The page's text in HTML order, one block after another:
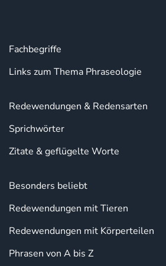
Fachbegriffe
Links zum Thema Phraseologie
Redewendungen & Redensarten
Sprichwörter
Zitate & geflügelte Worte
Besonders beliebt
Redewendungen mit Tieren
Redewendungen mit Körperteilen
Phrasen von A bis Z